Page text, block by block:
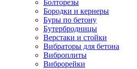
Болторезы
Бородки и кернеры
Буры по бетону
Бутербродницы
Верстаки и стойки
Вибраторы для бетона
Виброплиты
Виброрейки